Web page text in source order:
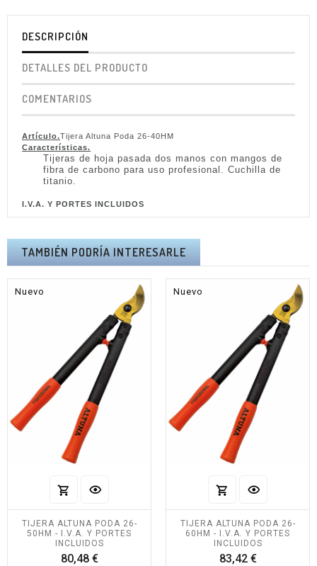
DESCRIPCIÓN
DETALLES DEL PRODUCTO
COMENTARIOS
Artículo.Tijera Altuna Poda 26-40HM
Características.
Tijeras de hoja pasada dos manos con mangos de
fibra de carbono para uso profesional. Cuchilla de
titanio.
I.V.A. Y PORTES INCLUIDOS
TAMBIÉN PODRÍA INTERESARLE
Nuevo
TIJERA ALTUNA PODA 26-
50HM - I.V.A. Y PORTES
INCLUIDOS
80,48 €Precio
Nuevo
TIJERA ALTUNA PODA 26-
60HM - I.V.A. Y PORTES
INCLUIDOS
83,42 €Precio